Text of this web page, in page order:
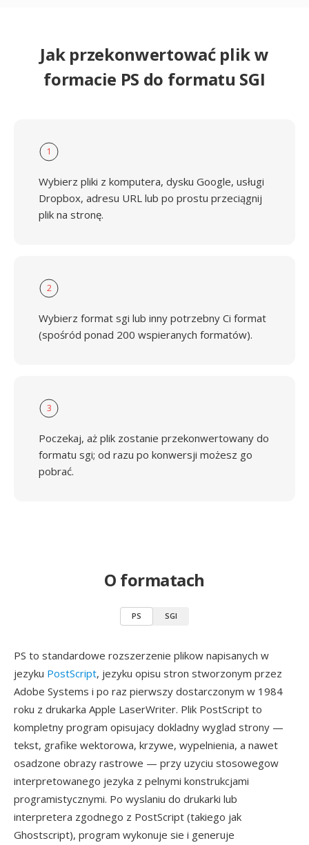
Jak przekonwertować plik w
formacie PS do formatu SGI
1
Wybierz pliki z komputera, dysku Google, usługi
Dropbox, adresu URL lub po prostu przeciągnij
plik na stronę.
2
Wybierz format sgi lub inny potrzebny Ci format
(spośród ponad 200 wspieranych formatów).
3
Poczekaj, aż plik zostanie przekonwertowany do
formatu sgi; od razu po konwersji możesz go
pobrać.
O formatach
PS SGI
PS to standardowe rozszerzenie plikow napisanych w
jezyku PostScript, jezyku opisu stron stworzonym przez
Adobe Systems i po raz pierwszy dostarczonym w 1984
roku z drukarka Apple LaserWriter. Plik PostScript to
kompletny program opisujacy dokladny wyglad strony —
tekst, grafike wektorowa, krzywe, wypelnienia, a nawet
osadzone obrazy rastrowe — przy uzyciu stosowegow
interpretowanego jezyka z pelnymi konstrukcjami
programistycznymi. Po wyslaniu do drukarki lub
interpretera zgodnego z PostScript (takiego jak
Ghostscript), program wykonuje sie i generuje